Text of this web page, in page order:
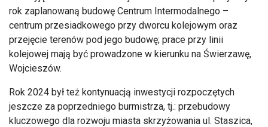
rok zaplanowaną budowę Centrum Intermodalnego –
centrum przesiadkowego przy dworcu kolejowym oraz
przejęcie terenów pod jego budowę; prace przy linii
kolejowej mają być prowadzone w kierunku na Świerzawę,
Wojcieszów.
Rok 2024 był też kontynuacją inwestycji rozpoczętych
jeszcze za poprzedniego burmistrza, tj.: przebudowy
kluczowego dla rozwoju miasta skrzyżowania ul. Staszica,